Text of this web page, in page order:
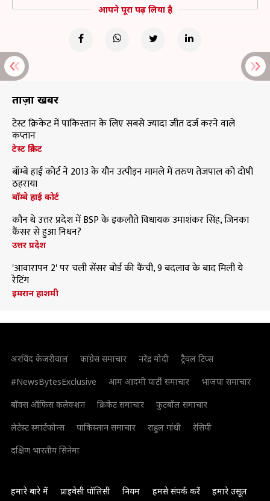
आपने पूरा पढ़ लिया है
ताज़ा खबरें
टेस्ट क्रिकेट में पाकिस्तान के लिए सबसे ज्यादा जीत दर्ज करने वाले
कप्तान
टेस्ट क्रिकेट
बॉम्बे हाई कोर्ट ने 2013 के यौन उत्पीड़न मामले में तरुण तेजपाल को दोषी
ठहराया
बॉम्बे हाई कोर्ट
कौन थे उत्तर प्रदेश में BSP के इकलौते विधायक उमाशंकर सिंह, जिनका
कैंसर से हुआ निधन?
उत्तर प्रदेश
'आवारापन 2' पर चली सेंसर बोर्ड की कैंची, 9 बदलाव के बाद मिली ये
रेटिंग
इमरान हाशमी
अरविंद केजरीवाल कांग्रेस समाचार नरेंद्र मोदी
ट्रैवल टिप्स
#NewsBytesExclusive
आम आदमी पार्टी समाचार
भाजपा समाचार
बॉक्स ऑफिस कलेक्शन
क्रिकेट समाचार
फुटबॉल समाचार
लेटेस्ट स्मार्टफोन्स
पाकिस्तान समाचार राहुल गांधी
रेसिपी
दक्षिण भारतीय सिनेमा
हमारे बारे में प्राइवेसी पॉलिसी नियम हमसे संपर्क करें हमारे उसूल